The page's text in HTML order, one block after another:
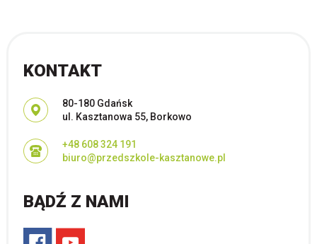
KONTAKT
Adres pocztowy:
80-180 Gdańsk
ul. Kasztanowa 55, Borkowo
+48 608 324 191
biuro@przedszkole-kasztanowe.pl
BĄDŹ Z NAMI